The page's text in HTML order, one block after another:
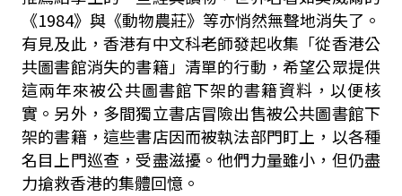
《1984》與《動物農莊》等亦悄然無聲地消失了。
有見及此，香港有中文科老師發起收集「從香港公
共圖書館消失的書籍」清單的行動，希望公眾提供
這兩年來被公共圖書館下架的書籍資料，以便核
實。另外，多間獨立書店冒險出售被公共圖書館下
架的書籍，這些書店因而被執法部門盯上，以各種
名目上門巡查，受盡滋擾。他們力量雖小，但仍盡
力搶救香港的集體回憶。